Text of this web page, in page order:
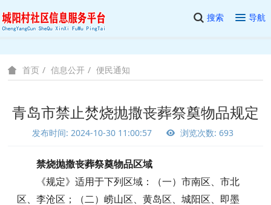
搜索 导航
首页 信息公开 便民通知
青岛市禁止焚烧抛撒丧葬祭奠物品规定
发布时间: 2024-10-30 11:00:57 浏览次数: 693
禁烧抛撒丧葬祭奠物品区域
《规定》适用于下列区域：（一）市南区、市北
区、李沧区；（二）崂山区、黄岛区、城阳区、即墨